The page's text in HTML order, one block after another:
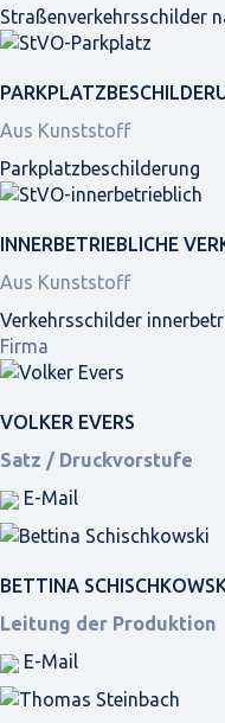
Straßen­verkehrs­schilder
Aus Kunststoff
Parkplatz­beschilderung
INNER­BETRIEBLICHE
Aus Kunststoff
Verkehrsschilder
Firma
VOLKER EVERS
Satz / Druckvorstufe
E-Mail
BETTINA
Leitung der Produktion
E-Mail